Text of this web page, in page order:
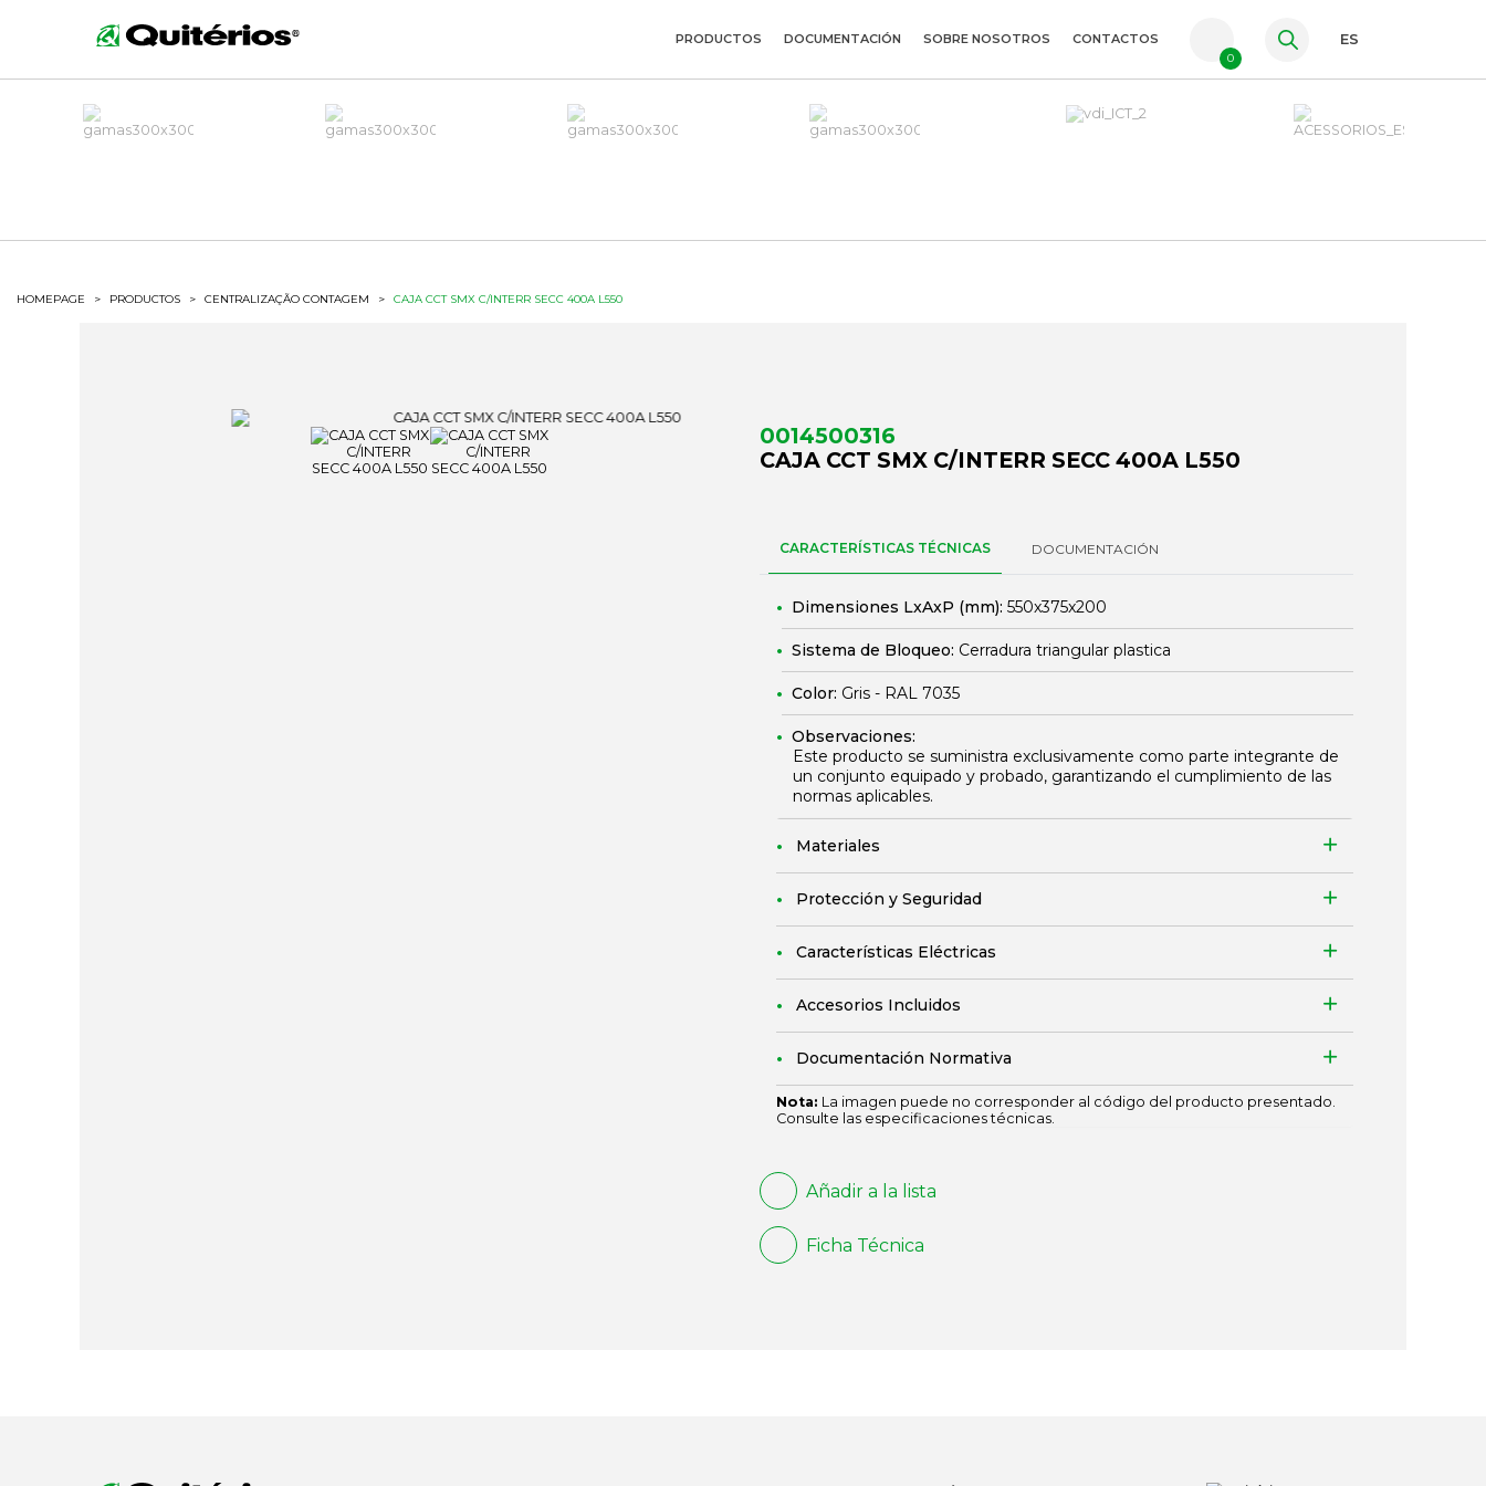
FR
PRODUCTOS DOCUMENTACIÓN SOBRE NOSOTROS CONTACTOS
0
ES
HOMEPAGE > PRODUCTOS > CENTRALIZAÇÃO CONTAGEM > CAJA CCT SMX C/INTERR SECC 400A L550
0014500316
CAJA CCT SMX C/INTERR SECC 400A L550
CARACTERÍSTICAS TÉCNICAS DOCUMENTACIÓN
Dimensiones LxAxP (mm): 550x375x200
Sistema de Bloqueo: Cerradura triangular plastica
Color: Gris - RAL 7035
Observaciones:
Este producto se suministra exclusivamente como parte integrante de
un conjunto equipado y probado, garantizando el cumplimiento de las
normas aplicables.
Materiales
Protección y Seguridad
Características Eléctricas
Accesorios Incluidos
Documentación Normativa
Nota: La imagen puede no corresponder al código del producto presentado.
Consulte las especificaciones técnicas.
Añadir a la lista
Ficha Técnica